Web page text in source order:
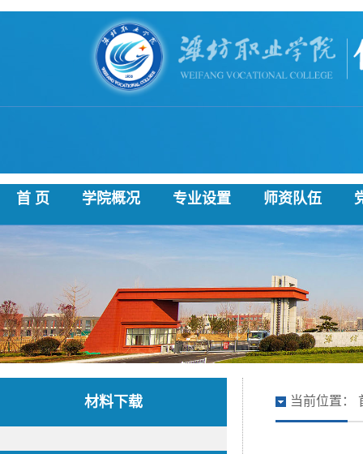
首 页 学院概况 专业设置 师资队伍
材料下载 当前位置：